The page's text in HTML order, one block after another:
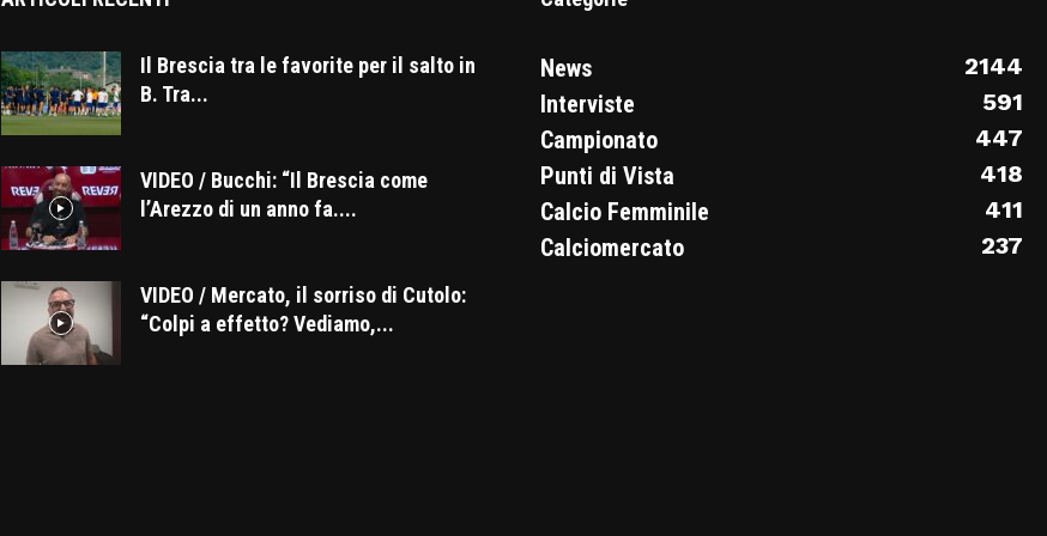
Il Brescia tra le favorite per il salto in
B. Tra...
VIDEO / Bucchi: “Il Brescia come
l’Arezzo di un anno fa....
VIDEO / Mercato, il sorriso di Cutolo:
“Colpi a effetto? Vediamo,...
News
2144
Interviste
591
Campionato
447
Punti di Vista
418
Calcio Femminile
411
Calciomercato
237